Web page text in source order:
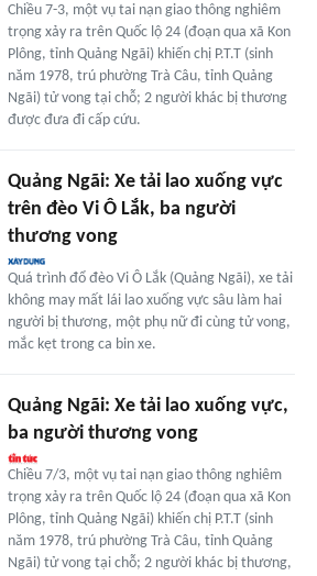
Chiều 7-3, một vụ tai nạn giao thông nghiêm
trọng xảy ra trên Quốc lộ 24 (đoạn qua xã Kon
Plông, tỉnh Quảng Ngãi) khiến chị P.T.T (sinh
năm 1978, trú phường Trà Câu, tỉnh Quảng
Ngãi) tử vong tại chỗ; 2 người khác bị thương
được đưa đi cấp cứu.
Quảng Ngãi: Xe tải lao xuống vực
trên đèo Vi Ô Lắk, ba người
thương vong
Quá trình đổ đèo Vi Ô Lắk (Quảng Ngãi), xe tải
không may mất lái lao xuống vực sâu làm hai
người bị thương, một phụ nữ đi cùng tử vong,
mắc kẹt trong ca bin xe.
Quảng Ngãi: Xe tải lao xuống vực,
ba người thương vong
Chiều 7/3, một vụ tai nạn giao thông nghiêm
trọng xảy ra trên Quốc lộ 24 (đoạn qua xã Kon
Plông, tỉnh Quảng Ngãi) khiến chị P.T.T (sinh
năm 1978, trú phường Trà Câu, tỉnh Quảng
Ngãi) tử vong tại chỗ; 2 người khác bị thương,